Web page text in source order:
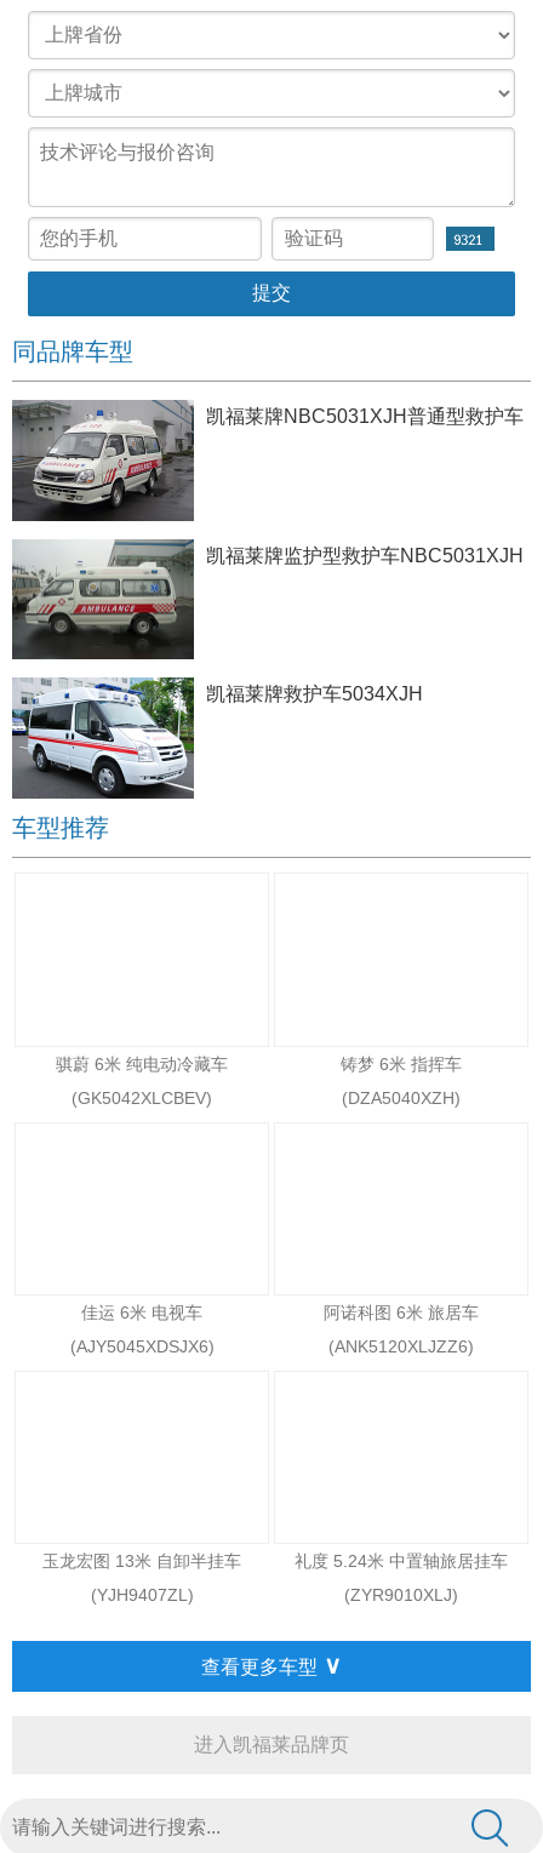
同品牌车型
凯福莱牌NBC5031XJH普通型救护车
凯福莱牌监护型救护车NBC5031XJH
凯福莱牌救护车5034XJH
车型推荐
骐蔚 6米 纯电动冷藏车
(GK5042XLCBEV)
铸梦 6米 指挥车
(DZA5040XZH)
佳运 6米 电视车
(AJY5045XDSJX6)
阿诺科图 6米 旅居车
(ANK5120XLJZZ6)
玉龙宏图 13米 自卸半挂车
(YJH9407ZL)
礼度 5.24米 中置轴旅居挂车
(ZYR9010XLJ)
查看更多车型 ∨
进入凯福莱品牌页